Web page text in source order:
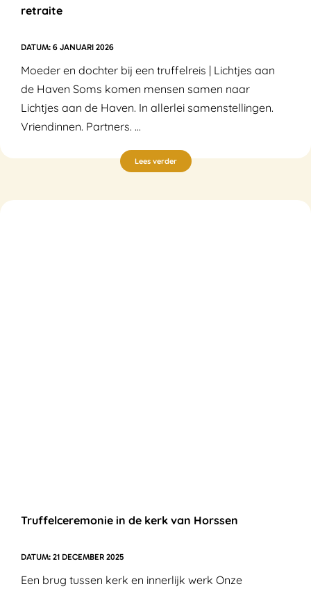
retraite
6 JANUARI 2026
Moeder en dochter bij een truffelreis | Lichtjes aan
de Haven Soms komen mensen samen naar
Lichtjes aan de Haven. In allerlei samenstellingen.
Vriendinnen. Partners. ...
Lees verder
Truffelceremonie in de kerk van Horssen
21 DECEMBER 2025
Een brug tussen kerk en innerlijk werk Onze